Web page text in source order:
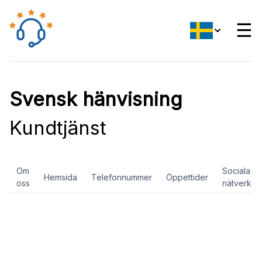
☰
Svensk hänvisning
Kundtjänst
Om
oss
Hemsida Telefonnummer Öppettider
Sociala
nätverk